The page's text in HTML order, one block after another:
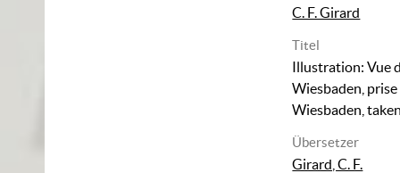
C. F. Girard
Titel
Illustration: Vue
Wiesbaden,
Wiesbaden,
Übersetzer
Girard, C. F.